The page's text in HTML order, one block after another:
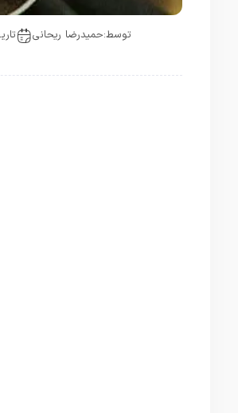
توسط:حمیدرضا ریحانی